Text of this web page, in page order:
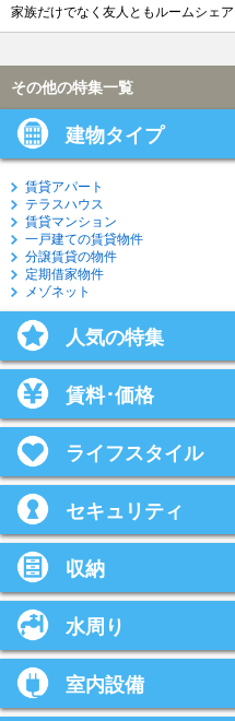
家族だけでなく友人ともルームシェ
その他の特集一覧
建物タイプ
賃貸アパート
テラスハウス
賃貸マンション
一戸建ての賃貸物件
分譲賃貸の物件
定期借家物件
メゾネット
人気の特集
賃料･価格
ライフスタイル
セキュリティ
収納
水周り
室内設備